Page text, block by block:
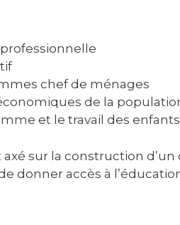
chef de ménages
de la
et le travail des enfants
axé sur la construction
donner accès à